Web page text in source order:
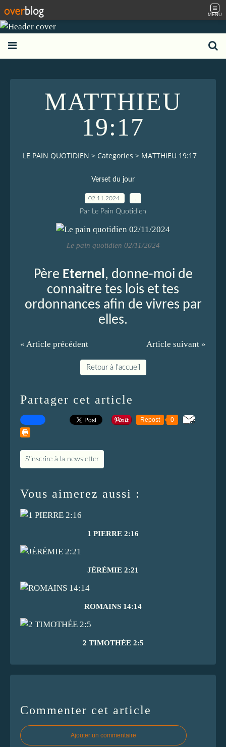
MENU
MATTHIEU
19:17
LE PAIN QUOTIDIEN > Categories > MATTHIEU 19:17
Verset du jour
02.11.2024
Par Le Pain Quotidien
Le pain quotidien 02/11/2024
Père Eternel, donne-moi de
connaitre tes lois et tes
ordonnances afin de vivres par
elles.
« Article précédent Article suivant »
Retour à l'accueil
Partager cet article
Repost 0
S'inscrire à la newsletter
Vous aimerez aussi :
1 PIERRE 2:16
JÉRÉMIE 2:21
ROMAINS 14:14
2 TIMOTHÉE 2:5
Commenter cet article
Ajouter un commentaire